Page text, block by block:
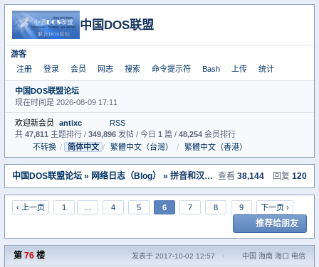
中国DOS联盟
游客
注册
登录 会员 网志 搜索 命令提示符 Bash 上传 统计
中国DOS联盟论坛
现在时间是 2026-08-09 17:11
欢迎新会员 antixc
RSS
共 47,811 主题排行 / 349,896 发帖 / 今日 1 篇 / 48,254 会员排行
不转换 / 简体中文 / 繁體中文（台灣） / 繁體中文（香港）
中国DOS联盟论坛 » 网络日志（Blog） » 拼音和汉字对应电脑帮助，信息反馈，出错信息内容搜集 查看 38,144 回复 120
‹ 上一页 1 4 5 6 7 8 9 下一页 ›
推荐给朋友
第 76 楼 发表于 2017-10-02 12:57 · 中国 海南 海口 电信